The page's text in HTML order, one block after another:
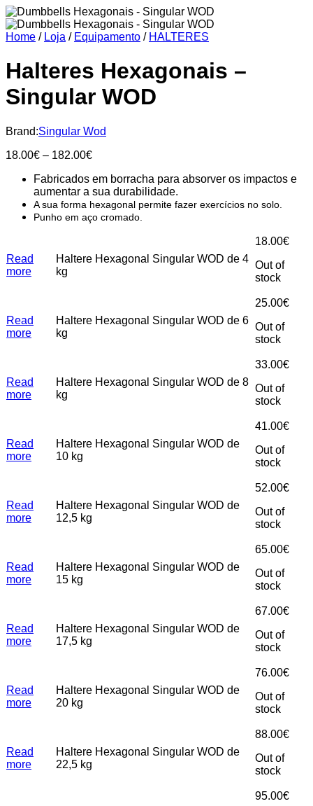
Home / Loja / Equipamento / HALTERES
Halteres Hexagonais –
Singular WOD
Brand:Singular Wod
18.00€ – 182.00€Price
18.00€
through
182.00€
Fabricados em borracha para absorver os impactos e
aumentar a sua durabilidade.
A sua forma hexagonal permite fazer exercícios no solo.
Punho em aço cromado.
Read
more
Haltere Hexagonal Singular WOD de 4
kg
18.00€
Out of
stock
Read
more
Haltere Hexagonal Singular WOD de 6
kg
25.00€
Out of
stock
Read
more
Haltere Hexagonal Singular WOD de 8
kg
33.00€
Out of
stock
Read
more
Haltere Hexagonal Singular WOD de
10 kg
41.00€
Out of
stock
Read
more
Haltere Hexagonal Singular WOD de
12,5 kg
52.00€
Out of
stock
Read
more
Haltere Hexagonal Singular WOD de
15 kg
65.00€
Out of
stock
Read
more
Haltere Hexagonal Singular WOD de
17,5 kg
67.00€
Out of
stock
Read
more
Haltere Hexagonal Singular WOD de
20 kg
76.00€
Out of
stock
Read
more
Haltere Hexagonal Singular WOD de
22,5 kg
88.00€
Out of
stock
95.00€